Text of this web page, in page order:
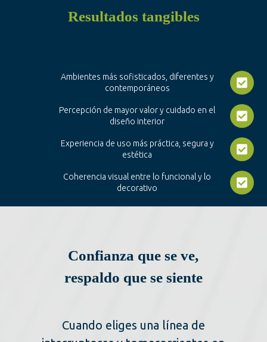
Resultados tangibles
Ambientes más sofisticados, diferentes y
contemporáneos
Percepción de mayor valor y cuidado en el
diseño interior
Experiencia de uso más práctica, segura y
estética
Coherencia visual entre lo funcional y lo
decorativo
Confianza que se ve,
respaldo que se siente
Cuando eliges una línea de